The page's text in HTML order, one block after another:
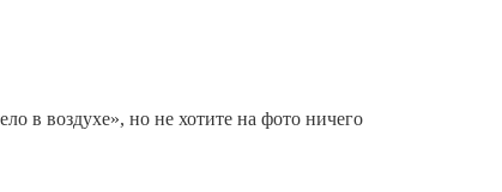
в воздухе», но не хотите на фото ничего